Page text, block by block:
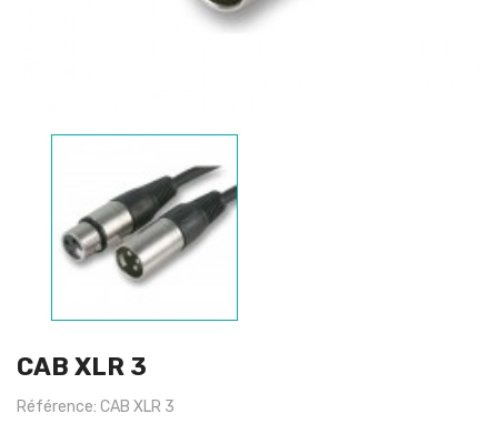
CAB XLR 3
Référence: CAB XLR 3